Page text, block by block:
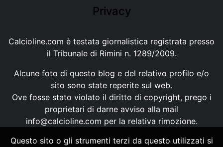
Privacy
Calcioline.com è testata giornalistica registrata presso
il Tribunale di Rimini n. 1289/2009.
Alcune foto di questo blog e del relativo profilo e/o
sito sono state reperite sul web.
Ove fosse stato violato il diritto di copyright, prego i
proprietari di darne avviso alla mail
info@calcioline.com per la relativa rimozione.
Ogni testo e foto di proprietà di Calcioline.com non
Questo sito o gli strumenti terzi da questo utilizzati si